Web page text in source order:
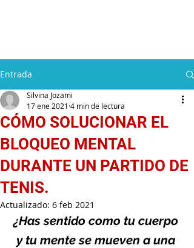
Entrada
CÓMO SOLUCIONAR EL
BLOQUEO MENTAL
DURANTE UN PARTIDO DE
TENIS.
Silvina Jozami
17 ene 2021 4 min de lectura
Actualizado: 6 feb 2021
¿Has sentido como tu cuerpo
y tu mente se mueven a una